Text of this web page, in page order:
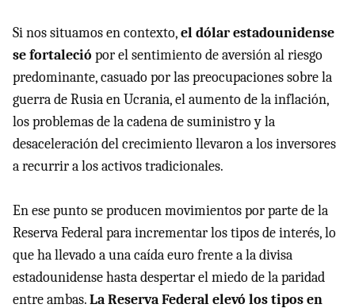
Si nos situamos en contexto,el dólar estadounidense
se fortaleció por el sentimiento de aversión al riesgo
predominante, casuado por las preocupaciones sobre la
guerra de Rusia en Ucrania, el aumento de la inflación,
los problemas de la cadena de suministro y la
desaceleración del crecimiento llevaron a los inversores
a recurrir a los activos tradicionales.
En ese punto se producen movimientos por parte de la
Reserva Federal para incrementar los tipos de interés, lo
que ha llevado a una caída euro frente a la divisa
estadounidense hasta despertar el miedo de la paridad
entre ambas.La Reserva Federal elevó los tipos en